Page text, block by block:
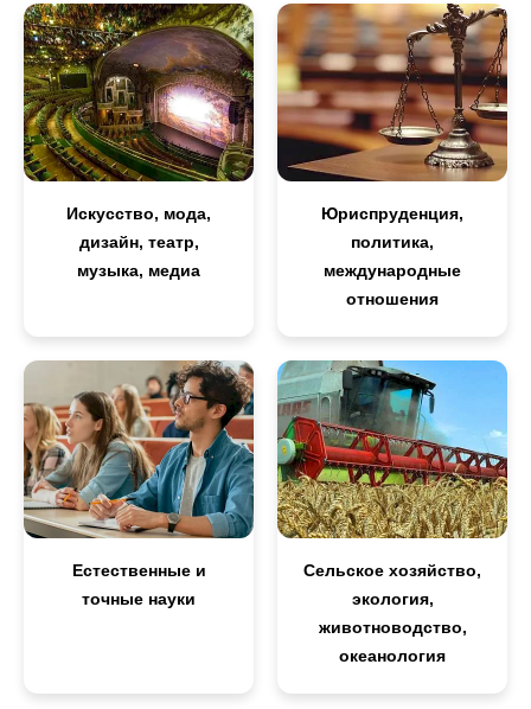
Искусство, мода,
дизайн, театр,
музыка, медиа
Юриспруденция,
политика,
международные
отношения
Естественные и
точные науки
Сельское хозяйство,
экология,
животноводство,
океанология